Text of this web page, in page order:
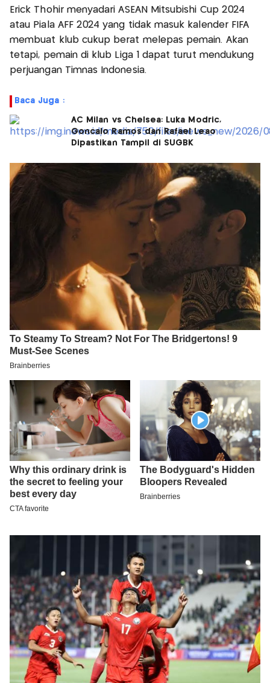
Erick Thohir menyadari ASEAN Mitsubishi Cup 2024
atau Piala AFF 2024 yang tidak masuk kalender FIFA
membuat klub cukup berat melepas pemain. Akan
tetapi, pemain di klub Liga 1 dapat turut mendukung
perjuangan Timnas Indonesia.
Baca Juga :
AC Milan vs Chelsea: Luka Modric,
Goncalo Ramos dan Rafael Leao
Dipastikan Tampil di SUGBK